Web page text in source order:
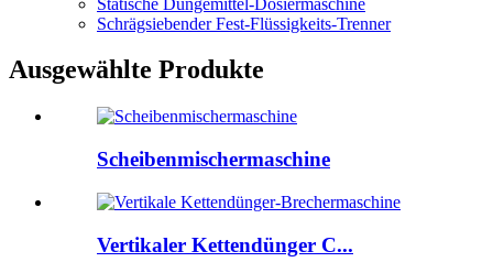
Schrägsiebender Fest-Flüssigkeits-Trenner
Ausgewählte Produkte
Scheibenmischermaschine
Vertikaler Kettendünger C...